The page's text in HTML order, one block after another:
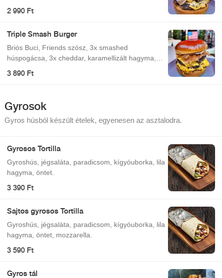
2 990 Ft
Triple Smash Burger
Briós Buci, Friends szósz, 3x smashed
húspogácsa, 3x cheddar, karamellizált hagyma,
3 890 Ft
Gyrosok
Gyros húsból készült ételek, egyenesen az asztalodra.
Gyrosos Tortilla
Gyroshús, jégsaláta, paradicsom, kígyóuborka, lila
hagyma, öntet.
3 390 Ft
Sajtos gyrosos Tortilla
Gyroshús, jégsaláta, paradicsom, kígyóuborka, lila
hagyma, öntet, mozzarella.
3 590 Ft
Gyros tál